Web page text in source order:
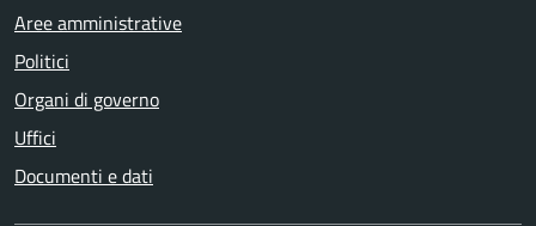
Aree amministrative
Politici
Organi di governo
Uffici
Documenti e dati